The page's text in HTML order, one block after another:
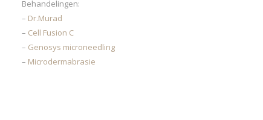
Behandelingen:
– Dr.Murad
– Cell Fusion C
– Genosys microneedling
– Microdermabrasie